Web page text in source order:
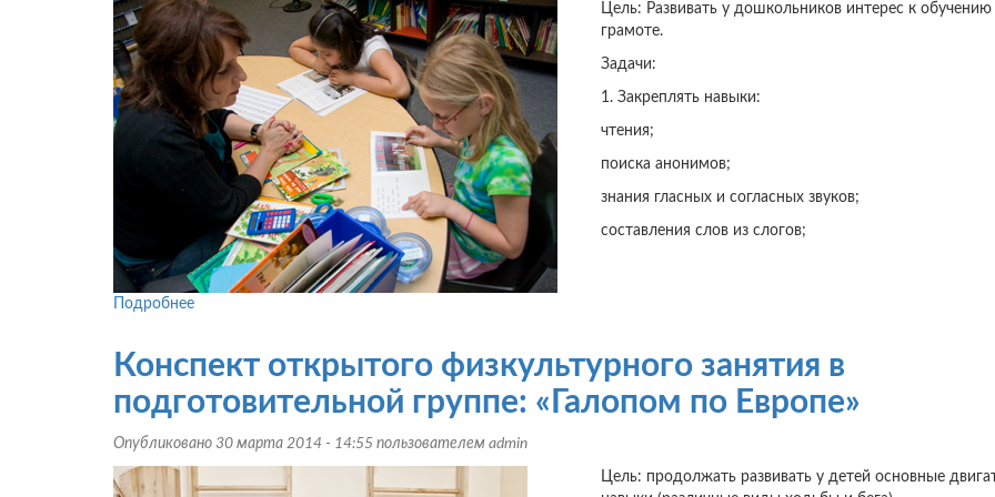
4-
5
лет:
«Правила
безопасности
для
детей»
Цель: Развивать у дошкольников интерес к обучению
грамоте.
Задачи:
1. Закреплять навыки:
чтения;
поиска анонимов;
знания гласных и согласных звуков;
составления слов из слогов;
Подробнее
по
обучению
грамоте
в
группе
Конспект открытого физкультурного занятия в
подготовительной группе: «Галопом по Европе»
Опубликовано 30 марта 2014 - 14:55 пользователем admin
Цель: продолжать развивать у детей основные